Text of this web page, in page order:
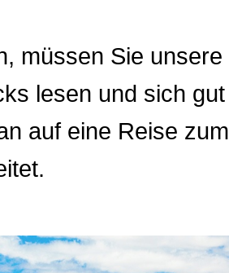
müssen Sie unsere
lesen und sich gut
auf eine Reise zum